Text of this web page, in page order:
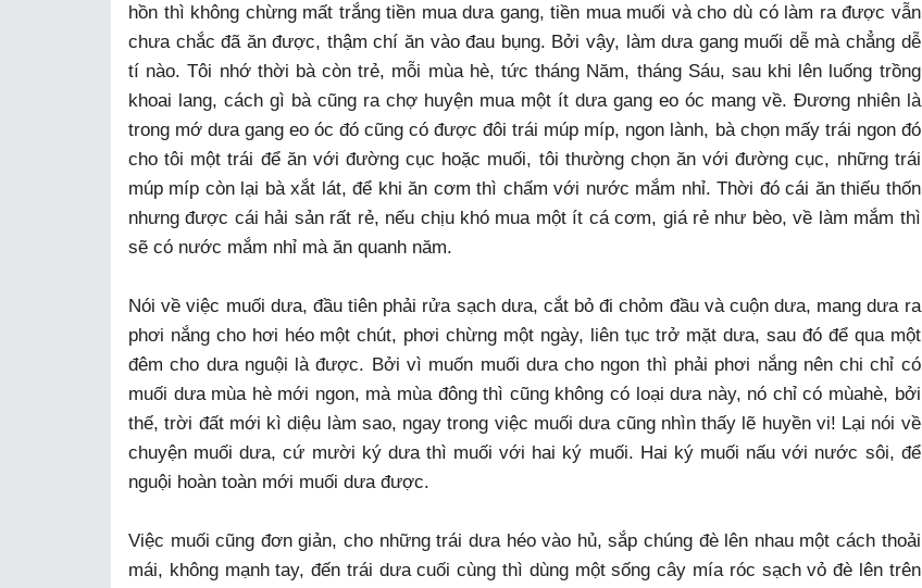
hồn thì không chừng mất trắng tiền mua dưa gang, tiền mua muối và cho dù có làm ra được vẫn
chưa chắc đã ăn được, thậm chí ăn vào đau bụng. Bởi vậy, làm dưa gang muối dễ mà chẳng dễ
tí nào. Tôi nhớ thời bà còn trẻ, mỗi mùa hè, tức tháng Năm, tháng Sáu, sau khi lên luống trồng
khoai lang, cách gì bà cũng ra chợ huyện mua một ít dưa gang eo óc mang về. Đương nhiên là
trong mớ dưa gang eo óc đó cũng có được đôi trái múp míp, ngon lành, bà chọn mấy trái ngon đó
cho tôi một trái để ăn với đường cục hoặc muối, tôi thường chọn ăn với đường cục, những trái
múp míp còn lại bà xắt lát, để khi ăn cơm thì chấm với nước mắm nhỉ. Thời đó cái ăn thiếu thốn
nhưng được cái hải sản rất rẻ, nếu chịu khó mua một ít cá cơm, giá rẻ như bèo, về làm mắm thì
sẽ có nước mắm nhỉ mà ăn quanh năm.
Nói về việc muối dưa, đầu tiên phải rửa sạch dưa, cắt bỏ đi chỏm đầu và cuộn dưa, mang dưa ra
phơi nắng cho hơi héo một chút, phơi chừng một ngày, liên tục trở mặt dưa, sau đó để qua một
đêm cho dưa nguội là được. Bởi vì muốn muối dưa cho ngon thì phải phơi nắng nên chi chỉ có
muối dưa mùa hè mới ngon, mà mùa đông thì cũng không có loại dưa này, nó chỉ có mùahè, bởi
thế, trời đất mới kì diệu làm sao, ngay trong việc muối dưa cũng nhìn thấy lẽ huyền vi! Lại nói về
chuyện muối dưa, cứ mười ký dưa thì muối với hai ký muối. Hai ký muối nấu với nước sôi, để
nguội hoàn toàn mới muối dưa được.
Việc muối cũng đơn giản, cho những trái dưa héo vào hủ, sắp chúng đè lên nhau một cách thoải
mái, không mạnh tay, đến trái dưa cuối cùng thì dùng một sống cây mía róc sạch vỏ đè lên trên